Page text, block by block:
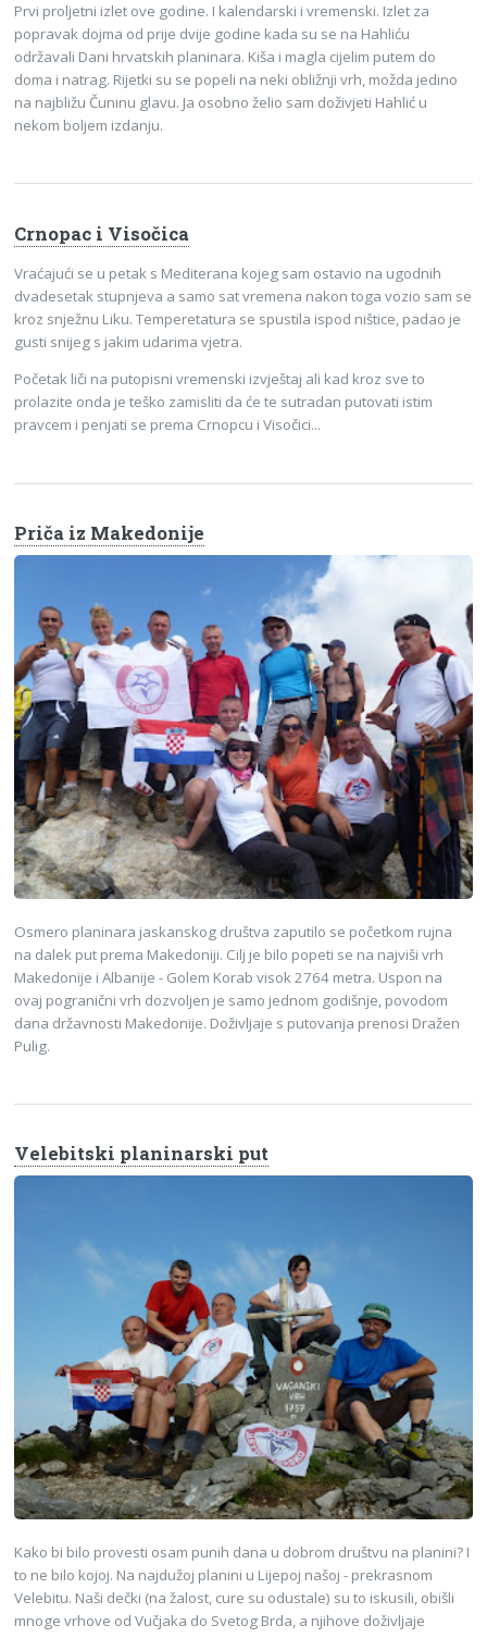
Prvi proljetni izlet ove godine. I kalendarski i vremenski. Izlet za
popravak dojma od prije dvije godine kada su se na Hahliću
održavali Dani hrvatskih planinara. Kiša i magla cijelim putem do
doma i natrag. Rijetki su se popeli na neki obližnji vrh, možda jedino
na najbližu Čuninu glavu. Ja osobno želio sam doživjeti Hahlić u
nekom boljem izdanju.
Crnopac i Visočica
Vraćajući se u petak s Mediterana kojeg sam ostavio na ugodnih
dvadesetak stupnjeva a samo sat vremena nakon toga vozio sam se
kroz snježnu Liku. Temperetatura se spustila ispod ništice, padao je
gusti snijeg s jakim udarima vjetra.
Početak liči na putopisni vremenski izvještaj ali kad kroz sve to
prolazite onda je teško zamisliti da će te sutradan putovati istim
pravcem i penjati se prema Crnopcu i Visočici...
Priča iz Makedonije
Osmero planinara jaskanskog društva zaputilo se početkom rujna
na dalek put prema Makedoniji. Cilj je bilo popeti se na najviši vrh
Makedonije i Albanije - Golem Korab visok 2764 metra. Uspon na
ovaj pogranični vrh dozvoljen je samo jednom godišnje, povodom
dana državnosti Makedonije. Doživljaje s putovanja prenosi Dražen
Pulig.
Velebitski planinarski put
Kako bi bilo provesti osam punih dana u dobrom društvu na planini? I
to ne bilo kojoj. Na najdužoj planini u Lijepoj našoj - prekrasnom
Velebitu. Naši dečki (na žalost, cure su odustale) su to iskusili, obišli
mnoge vrhove od Vučjaka do Svetog Brda, a njihove doživljaje